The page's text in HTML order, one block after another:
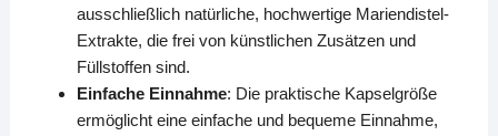
ausschließlich natürliche, hochwertige Mariendistel-
Extrakte, die frei von künstlichen Zusätzen und
Füllstoffen sind.
Einfache Einnahme: Die praktische Kapselgröße
ermöglicht eine einfache und bequeme Einnahme,